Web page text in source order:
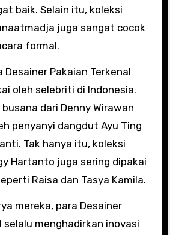
baik. Selain itu, koleksi
juga sangat cocok
formal.
Desainer Pakaian Terkenal
oleh selebriti di Indonesia.
dari Denny Wirawan
penyanyi dangdut Ayu Ting
Tak hanya itu, koleksi
Hartanto juga sering dipakai
Raisa dan Tasya Kamila.
mereka, para Desainer
selalu menghadirkan inovasi